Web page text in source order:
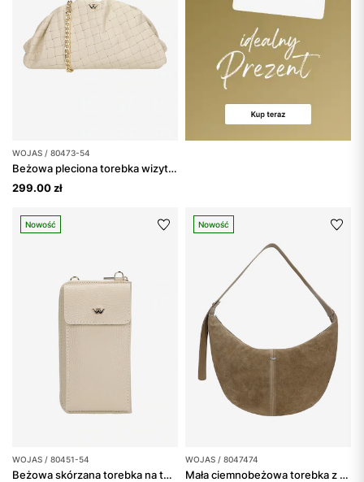
WOJAS / 80473-54
Beżowa pleciona torebka wizytowa
299.00 zł
Nowość
WOJAS / 80451-54
Beżowa skórzana torebka na telefon z portfelem
Nowość
WOJAS / 8047474
Mała ciemnobeżowa torebka z dwoiny welurowej i skóry licowej